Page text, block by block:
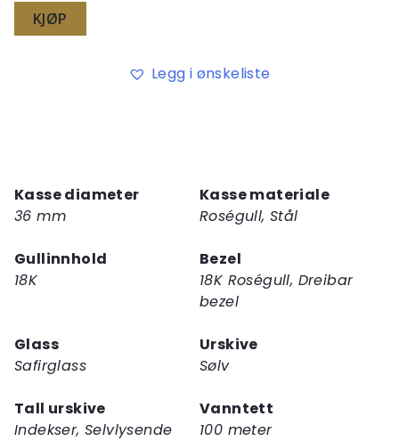
KJØP
Legg i ønskeliste
Kasse diameter
36 mm
Kasse materiale
Roségull, Stål
Gullinnhold
18K
Bezel
18K Roségull, Dreibar
bezel
Glass
Safirglass
Urskive
Sølv
Tall urskive
Indekser, Selvlysende
Vanntett
100 meter